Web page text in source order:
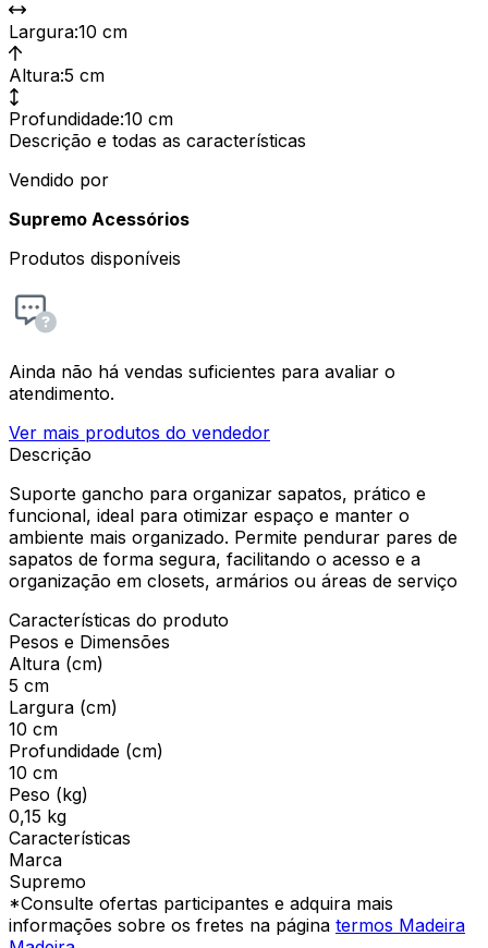
Largura:10 cm
Altura:5 cm
Profundidade:10 cm
Descrição e todas as características
Vendido por
Supremo Acessórios
Produtos disponíveis
Ainda não há vendas suficientes para avaliar o
atendimento.
Ver mais produtos do vendedor
Descrição
Suporte gancho para organizar sapatos, prático e
funcional, ideal para otimizar espaço e manter o
ambiente mais organizado. Permite pendurar pares de
sapatos de forma segura, facilitando o acesso e a
organização em closets, armários ou áreas de serviço
Características do produto
Pesos e Dimensões
Altura (cm)
5 cm
Largura (cm)
10 cm
Profundidade (cm)
10 cm
Peso (kg)
0,15 kg
Características
Marca
Supremo
*Consulte ofertas participantes e adquira mais
informações sobre os fretes na página termos Madeira